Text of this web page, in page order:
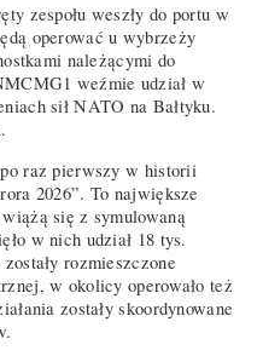
zespołu weszły do portu w
operować u wybrzeży
należącymi do
weźmie udział w
sił NATO na Bałtyku.
raz pierwszy w historii
2026”. To największe
się z symulowaną
w nich udział 18 tys.
rozmieszczone
w okolicy operowało też
zostały skoordynowane